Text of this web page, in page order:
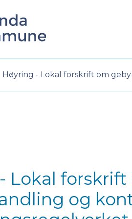
Høyring - Lokal forskrift om
Lokal
og